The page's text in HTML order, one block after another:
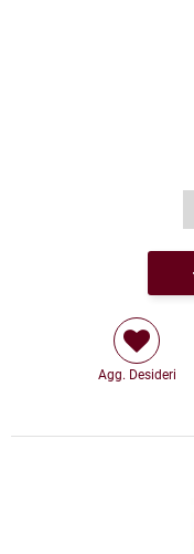
Agg. Desideri